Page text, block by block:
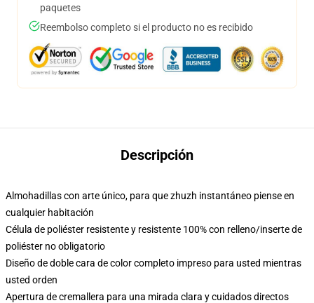
paquetes
Reembolso completo si el producto no es recibido
Descripción
Almohadillas con arte único, para que zhuzh instantáneo piense en
cualquier habitación
Célula de poliéster resistente y resistente 100% con relleno/inserte de
poliéster no obligatorio
Diseño de doble cara de color completo impreso para usted mientras
usted orden
Apertura de cremallera para una mirada clara y cuidados directos